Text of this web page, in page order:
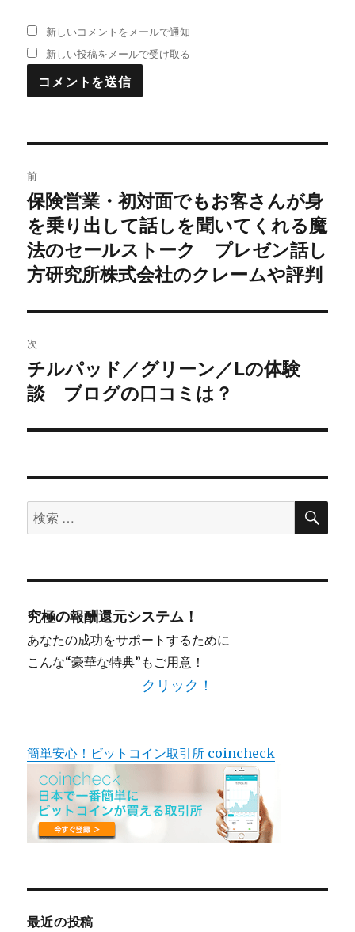
新しいコメントをメールで通知
新しい投稿をメールで受け取る
稿
ナ
ビ
シ
ョ
ン
前
過
去
の
投
稿:
保険営業・初対面でもお客さんが身
を乗り出して話しを聞いてくれる魔
法のセールストーク プレゼン話し
方研究所株式会社のクレームや評判
次
次
の
稿:
チルパッド／グリーン／Lの体験
談 ブログの口コミは？
検
索
象:
検
究極の報酬還元システム！
あなたの成功をサポートするために
こんな“豪華な特典”もご用意！
クリック！
簡単安心！ビットコイン取引所 coincheck
最近の投稿